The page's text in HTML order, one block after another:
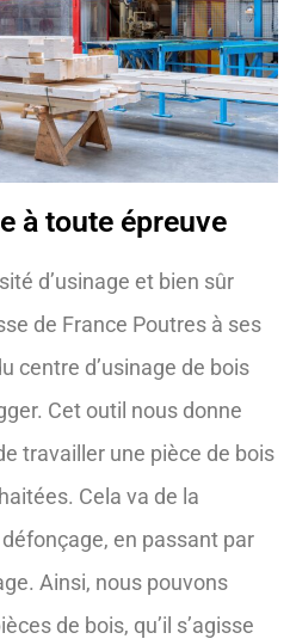
à toute épreuve
d’usinage et bien sûr
de France Poutres à ses
centre d’usinage de bois
Cet outil nous donne
travailler une pièce de bois
Cela va de la
en passant par
Ainsi, nous pouvons
de bois, qu’il s’agisse